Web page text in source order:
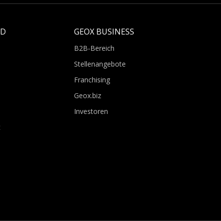
GEOX BUSINESS
B2B-Bereich
Stellenangebote
Franchising
Geox.biz
Investoren